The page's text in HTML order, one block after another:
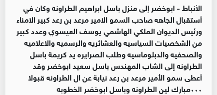
الأنباط -ابوخضر إلى منزل باسل ابراهيم الطراونه وكان في
أستقبال الجاهه صاحب السمو الامير مرعد بن رعد كبير الامناء
ورئيس الديوان الملكي الهاشمي يوسف العيسوي وعدد كبير
من الشخصيات السياسيه والعشائريه والرسميه والاعلاميه
والصحفيه والدبلوماسيه وطلب الصرايره يد كريمة باسل
الطراونه إلى الشاب المهندس باسل سعيد ابوخضر وقد
أعطى سمو الأمير مرعد بن رعد نيابة عن ال الطراونه قبولا
٠٠٠مبارك لين الطراونه وباسل ابوخضر الخطوبه